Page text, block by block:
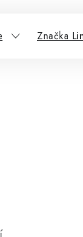
Značka